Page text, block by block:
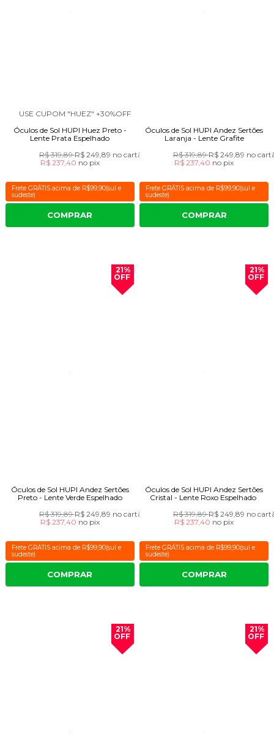
USE CUPOM "HUEZ" +30%OFF
Óculos de Sol HUPI Huez Preto -
Lente Prata Espelhado
R$ 319,89R$ 249,89 no cartão
R$ 237,40 no pix
Frete GRÁTIS acima de R$99,90(sul e
sudeste)
COMPRAR
Óculos de Sol HUPI Andez Sertões
Laranja - Lente Grafite
R$ 319,89R$ 249,89 no
R$ 237,40 no pix
Frete GRÁTIS acima de R$99,90(sul e
sudeste)
COMPRAR
21%
OFF
Óculos de Sol HUPI Andez Sertões
Preto - Lente Verde Espelhado
R$ 319,89R$ 249,89 no cartão
R$ 237,40 no pix
Frete GRÁTIS acima de R$99,90(sul e
sudeste)
COMPRAR
21%
OFF
Óculos de Sol HUPI Andez Sertões
Cristal - Lente Roxo Espelhado
R$ 319,89R$ 249,89 no
R$ 237,40 no pix
Frete GRÁTIS acima de R$99,90(sul e
sudeste)
COMPRAR
21%
OFF
21%
OFF